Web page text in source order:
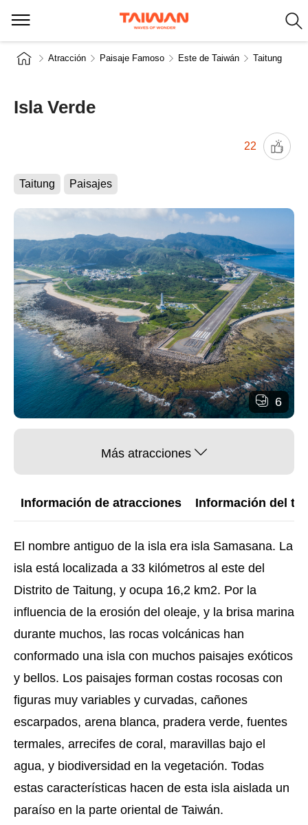
Atracción Paisaje Famoso Este de Taiwán Taitung
Isla Verde
22
Taitung Paisajes
6
Más atracciones
Información de atracciones Información del
El nombre antiguo de la isla era isla Samasana. La
isla está localizada a 33 kilómetros al este del
Distrito de Taitung, y ocupa 16,2 km2. Por la
influencia de la erosión del oleaje, y la brisa marina
durante muchos, las rocas volcánicas han
conformado una isla con muchos paisajes exóticos
y bellos. Los paisajes forman costas rocosas con
figuras muy variables y curvadas, cañones
escarpados, arena blanca, pradera verde, fuentes
termales, arrecifes de coral, maravillas bajo el
agua, y biodiversidad en la vegetación. Todas
estas características hacen de esta isla aislada un
paraíso en la parte oriental de Taiwán.